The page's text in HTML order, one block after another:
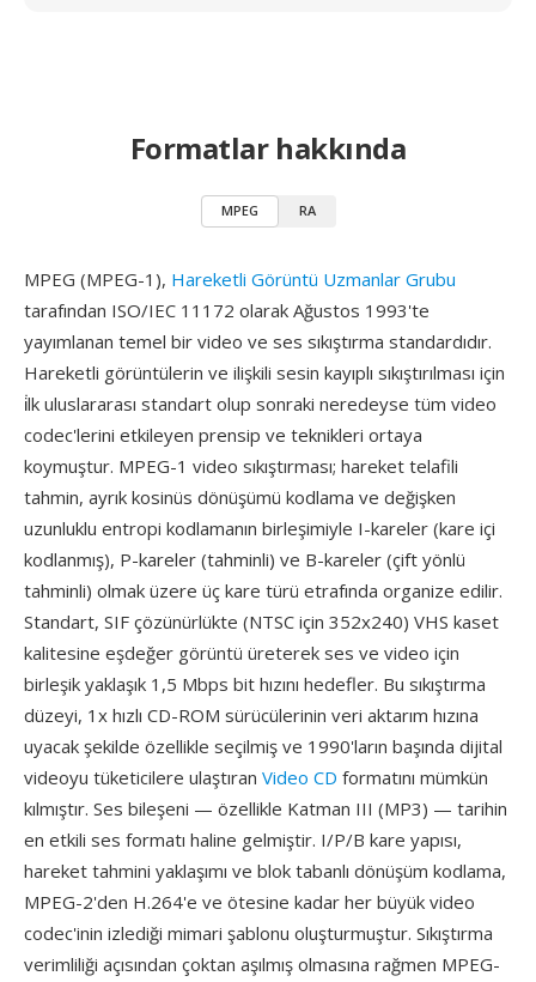
Formatlar hakkında
MPEG RA
MPEG (MPEG-1), Hareketli Görüntü Uzmanlar Grubu
tarafından ISO/IEC 11172 olarak Ağustos 1993'te
yayımlanan temel bir video ve ses sıkıştırma standardıdır.
Hareketli görüntülerin ve ilişkili sesin kayıplı sıkıştırılması için
i̇lk uluslararası standart olup sonraki neredeyse tüm video
codec'lerini etkileyen prensip ve teknikleri ortaya
koymuştur. MPEG-1 video sıkıştırması; hareket telafili
tahmin, ayrık kosinüs dönüşümü kodlama ve değişken
uzunluklu entropi kodlamanın birleşimiyle I-kareler (kare içi
kodlanmış), P-kareler (tahminli) ve B-kareler (çift yönlü
tahminli) olmak üzere üç kare türü etrafında organize edilir.
Standart, SIF çözünürlükte (NTSC için 352x240) VHS kaset
kalitesine eşdeğer görüntü üreterek ses ve video için
birleşik yaklaşık 1,5 Mbps bit hızını hedefler. Bu sıkıştırma
düzeyi, 1x hızlı CD-ROM sürücülerinin veri aktarım hızına
uyacak şekilde özellikle seçilmiş ve 1990'ların başında dijital
videoyu tüketicilere ulaştıran Video CD formatını mümkün
kılmıştır. Ses bileşeni — özellikle Katman III (MP3) — tarihin
en etkili ses formatı haline gelmiştir. I/P/B kare yapısı,
hareket tahmini yaklaşımı ve blok tabanlı dönüşüm kodlama,
MPEG-2'den H.264'e ve ötesine kadar her büyük video
codec'inin izlediği mimari şablonu oluşturmuştur. Sıkıştırma
verimliliği açısından çoktan aşılmış olmasına rağmen MPEG-